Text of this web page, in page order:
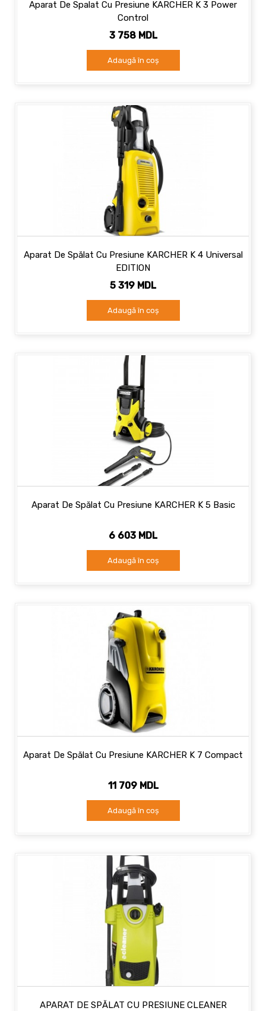
Aparat De Spalat Cu Presiune KARCHER K 3 Power
Control
3 758 MDL
Adaugă în coș
Aparat De Spălat Cu Presiune KARCHER K 4 Universal
EDITION
5 319 MDL
Adaugă în coș
Aparat De Spălat Cu Presiune KARCHER K 5 Basic
6 603 MDL
Adaugă în coș
Aparat De Spălat Cu Presiune KARCHER K 7 Compact
11 709 MDL
Adaugă în coș
APARAT DE SPĂLAT CU PRESIUNE CLEANER